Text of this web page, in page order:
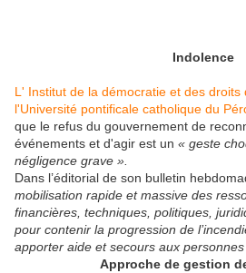
Indolence
L' Institut de la démocratie et des droits
l'Université pontificale catholique du
que le refus du gouvernement de
événements et d'agir est un « geste
négligence grave ».
Dans l’éditorial de son bulletin
mobilisation rapide et massive des
financières, techniques, politiques,
pour contenir la progression de
apporter aide et secours aux personnes
Approche de gestion